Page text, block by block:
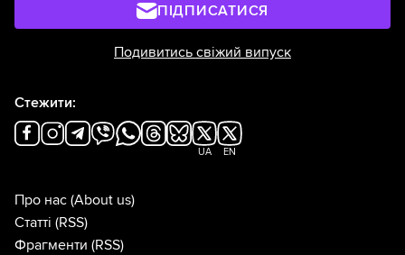
ПІДПИСАТИСЯ
Подивитись свіжий випуск
Стежити:
UA EN
Про нас (About us)
Статті (RSS)
Фрагменти (RSS)